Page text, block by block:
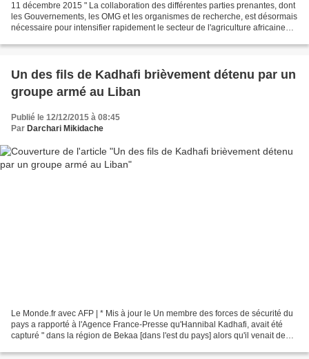
11 décembre 2015 " La collaboration des différentes parties prenantes, dont
les Gouvernements, les OMG et les organismes de recherche, est désormais
nécessaire pour intensifier rapidement le secteur de l'agriculture africaine
Un des fils de Kadhafi brièvement détenu par un
groupe armé au Liban
Publié le 12/12/2015 à 08:45
Par Darchari Mikidache
Le Monde.fr avec AFP | * Mis à jour le Un membre des forces de sécurité du
pays a rapporté à l'Agence France-Presse qu'Hannibal Kadhafi, avait été
capturé " dans la région de Bekaa [dans l'est du pays] alors qu'il venait de